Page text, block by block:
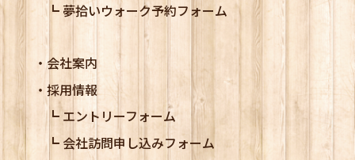
夢拾いウォーク予約フォーム
会社案内
採用情報
エントリーフォーム
会社訪問申し込みフォーム